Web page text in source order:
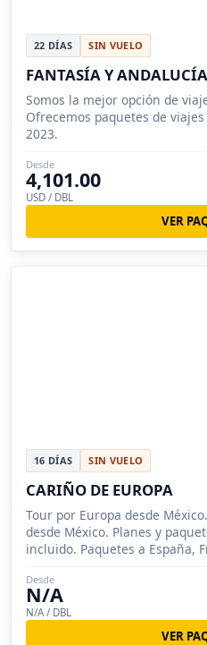
22 DÍAS SIN VUELO
FANTASÍA Y ANDALUCÍA
Somos la mejor opción de
Ofrecemos paquetes de
2023.
Desde
4,101.00
USD / DBL
VER
16 DÍAS SIN VUELO
CARIÑO DE EUROPA
Tour por Europa desde
desde México. Planes y
incluido. Paquetes a España,
Desde
N/A
N/A / DBL
VER